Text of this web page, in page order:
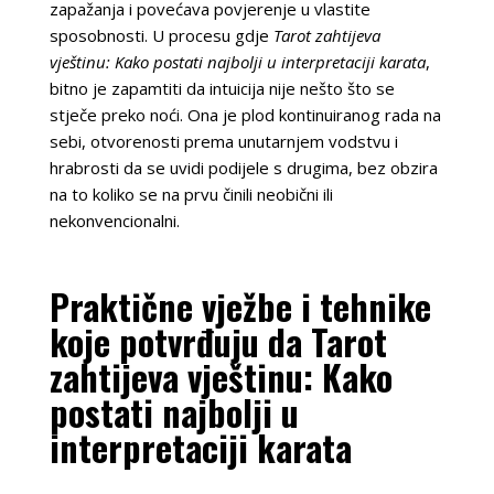
zapažanja i povećava povjerenje u vlastite
sposobnosti. U procesu gdje Tarot zahtijeva
vještinu: Kako postati najbolji u interpretaciji karata,
bitno je zapamtiti da intuicija nije nešto što se
stječe preko noći. Ona je plod kontinuiranog rada na
sebi, otvorenosti prema unutarnjem vodstvu i
hrabrosti da se uvidi podijele s drugima, bez obzira
na to koliko se na prvu činili neobični ili
nekonvencionalni.
Praktične vježbe i tehnike
koje potvrđuju da Tarot
zahtijeva vještinu: Kako
postati najbolji u
interpretaciji karata